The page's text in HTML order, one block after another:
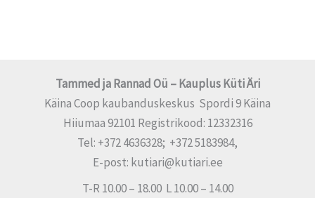
Tammed ja Rannad Oü – Kauplus Küti Äri
Käina Coop kaubanduskeskus Spordi 9 Käina
Hiiumaa 92101 Registrikood: 12332316
Tel: +372 4636328; +372 5183984,
E-post: kutiari@kutiari.ee
T-R 10.00 – 18.00 L 10.00 – 14.00